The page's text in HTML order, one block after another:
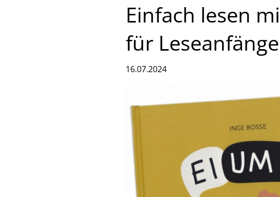
Einfach lesen
für
16.07.2024